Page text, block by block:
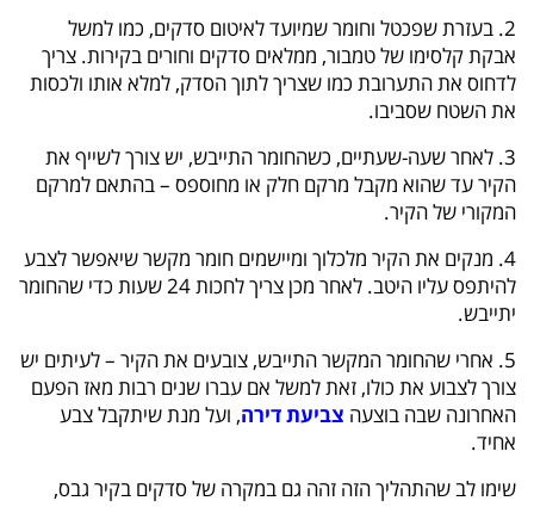
2. בעזרת שפכטל וחומר שמיועד לאיטום סדקים, כמו למשל
אבקת קלסימו של טמבור, ממלאים סדקים וחורים בקירות. צריך
לדחוס את התערובת כמו שצריך לתוך הסדק, למלא אותו ולכסות
את השטח שסביבו.
3. לאחר שעה-שעתיים, כשהחומר התייבש, יש צורך לשייף את
הקיר עד שהוא מקבל מרקם חלק או מחוספס – בהתאם למרקם
המקורי של הקיר.
4. מנקים את הקיר מלכלוך ומיישמים חומר מקשר שיאפשר לצבע
להיתפס עליו היטב. לאחר מכן צריך לחכות 24 שעות כדי שהחומר
יתייבש.
5. אחרי שהחומר המקשר התייבש, צובעים את הקיר – לעיתים יש
צורך לצבוע את כולו, זאת למשל אם עברו שנים רבות מאז הפעם
האחרונה שבה בוצעה צביעת דירה, ועל מנת שיתקבל צבע
אחיד.
שימו לב שהתהליך הזה זהה גם במקרה של סדקים בקיר גבס,